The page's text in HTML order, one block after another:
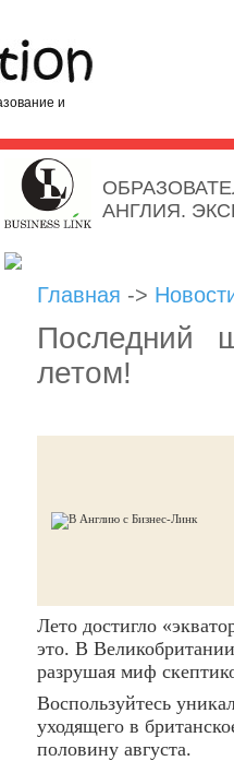
и
АНГЛИЯ.
Главная ->
Последний
летом!
Лето достигло
это. В
разрушая миф
Воспользуйтесь
уходящего в
половину августа.